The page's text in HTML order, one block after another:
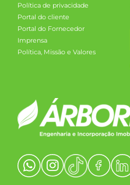
Política de privacidade
Portal do cliente
Portal do Fornecedor
Imprensa
Política, Missão e Valores